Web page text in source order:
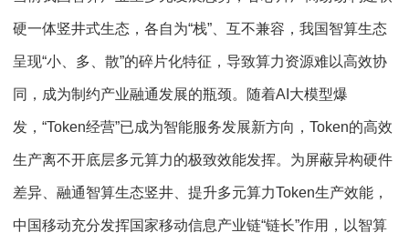
硬一体竖井式生态，各自为“栈”、互不兼容，我国智算生态
呈现“小、多、散”的碎片化特征，导致算力资源难以高效协
同，成为制约产业融通发展的瓶颈。随着AI大模型爆
发，“Token经营”已成为智能服务发展新方向，Token的高效
生产离不开底层多元算力的极致效能发挥。为屏蔽异构硬件
差异、融通智算生态竖井、提升多元算力Token生产效能，
中国移动充分发挥国家移动信息产业链“链长”作用，以智算